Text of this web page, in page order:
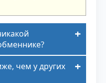
чем у других